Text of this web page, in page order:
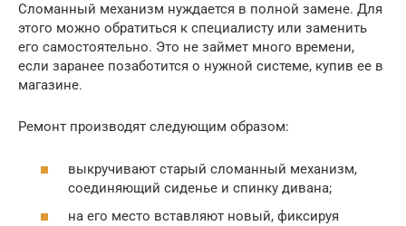
Сломанный механизм нуждается в полной замене. Для
этого можно обратиться к специалисту или заменить
его самостоятельно. Это не займет много времени,
если заранее позаботится о нужной системе, купив ее в
магазине.
Ремонт производят следующим образом:
выкручивают старый сломанный механизм,
соединяющий сиденье и спинку дивана;
на его место вставляют новый, фиксируя